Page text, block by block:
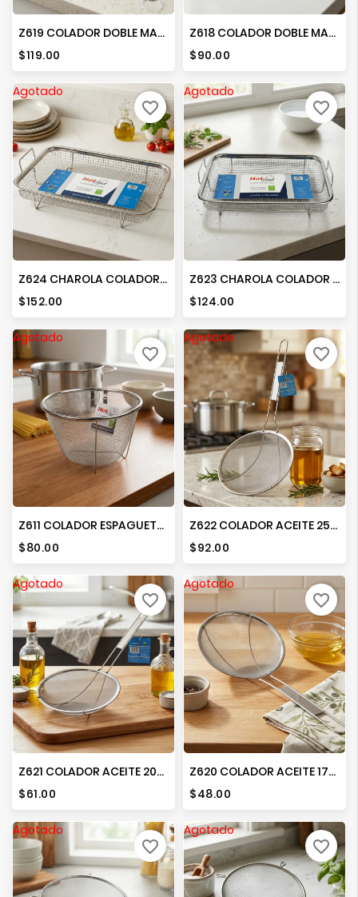
Z619 COLADOR DOBLE MALLA 20 CMS
Precio
$119.00
Z618 COLADOR DOBLE MALLA 16 CMS
Precio
$90.00
Agotado
Z624 CHAROLA COLADOR 34 CMS
Precio
$152.00
favorite_border
Agotado
Z623 CHAROLA COLADOR 30 CMS
Precio
$124.00
favorite_border
Agotado
Z611 COLADOR ESPAGUETTI 18 CMS
Precio
$80.00
favorite_border
Agotado
Z622 COLADOR ACEITE 25CMS
Precio
$92.00
favorite_border
Agotado
Z621 COLADOR ACEITE 20CMS
Precio
$61.00
favorite_border
Agotado
Z620 COLADOR ACEITE 17CMS
Precio
$48.00
favorite_border
Agotado
favorite_border
Agotado
favorite_border